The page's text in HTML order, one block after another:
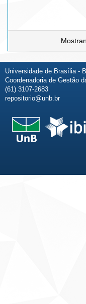
Universidade de Brasília -
Coordenadoria de Gestão
(61) 3107-2683
repositorio@unb.br